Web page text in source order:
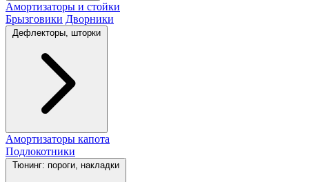
Амортизаторы и стойки
Брызговики Дворники
Дефлекторы, шторки
Амортизаторы капота
Подлокотники
Тюнинг: пороги, накладки